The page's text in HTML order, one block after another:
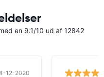
en 9.1/10 ud af 12842
12-2020